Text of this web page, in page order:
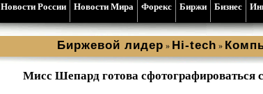
Новости России Новости Мира Форекс Биржи Бизнес
Биржевой лидер » Hi-tech »
Мисс Шепард готова сфотографироваться